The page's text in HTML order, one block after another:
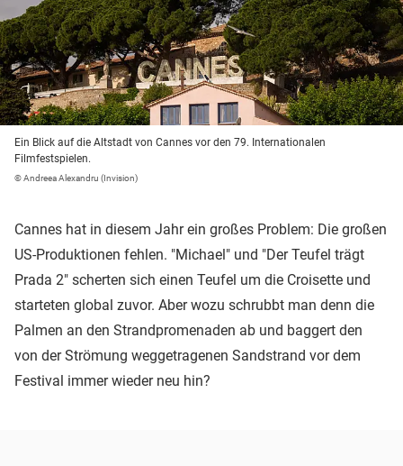
Ein Blick auf die Altstadt von Cannes vor den 79. Internationalen
Filmfestspielen.
© Andreea Alexandru (Invision)
Cannes hat in diesem Jahr ein großes Problem: Die großen
US-Produktionen fehlen. "Michael" und "Der Teufel trägt
Prada 2" scherten sich einen Teufel um die Croisette und
starteten global zuvor. Aber wozu schrubbt man denn die
Palmen an den Strandpromenaden ab und baggert den
von der Strömung weggetragenen Sandstrand vor dem
Festival immer wieder neu hin?